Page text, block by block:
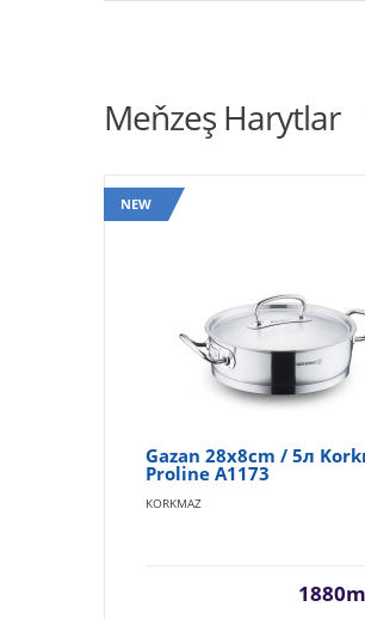
Meňzeş Harytlar
NEW
Gazan 28x8cm / 5л
Proline A1173
KORKMAZ